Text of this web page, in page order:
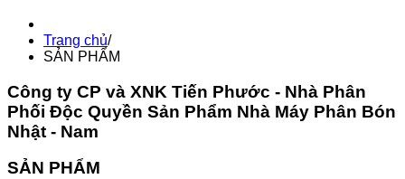
Trang chủ/
SẢN PHẨM
Công ty CP và XNK Tiến Phước - Nhà Phân
Phối Độc Quyền Sản Phẩm Nhà Máy Phân Bón
Nhật - Nam
SẢN PHẨM